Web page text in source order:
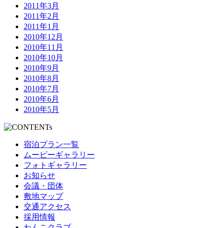
2011年3月
2011年2月
2011年1月
2010年12月
2010年11月
2010年10月
2010年9月
2010年8月
2010年7月
2010年6月
2010年5月
宿泊プラン一覧
ムービーギャラリー
フォトギャラリー
お知らせ
会議・団体
敷地マップ
交通アクセス
採用情報